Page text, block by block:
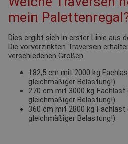
mein
Dies ergibt sich in erster Linie aus
Die vorverzinkten Traversen
verschiedenen Größen:
182,5 cm mit 2000 kg
gleichmäßiger Belastung!)
270 cm mit 3000 kg Fachlast
gleichmäßiger Belastung!)
360 cm mit 2800 kg Fachlast
gleichmäßiger Belastung!)